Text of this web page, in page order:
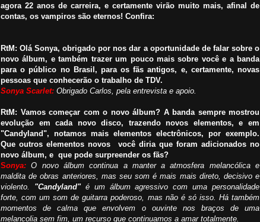
agora 22 anos de carreira, e certamente virão muito mais, afinal de
contas, os vampiros são eternos! Confira:
RtM: Olá Sonya, obrigado por nos dar a oportunidade de falar sobre o
novo álbum, e também trazer um pouco mais sobre você e a banda
para o público no Brasil, para os fãs antigos, e, certamente, novas
pessoas que conhecerão o trabalho de TDV.
Sonya Scarlet: Obrigado Carlos, pela entrevista e apoio.
RtM: Vamos começar com o novo álbum? A banda sempre mostrou
evolução em cada novo disco, trazendo novos elementos, e em
"Candyland", notamos mais elementos electrônicos, por exemplo.
Que outros elementos novos você diria que foram adicionados no
novo álbum, e que pode surpreender os fãs?
Sonya: O novo álbum continua a manter a atmosfera melancólica e
maldita de obras anteriores, mas seu som é mais mais direto, decisivo e
violento. "Candyland"é um álbum agressivo com uma personalidade
forte, com um som de guitarra poderoso, mas não é só isso. Há também
momentos de calma que envolvem o ouvinte nos braços de uma
melancolia sem fim, um recurso que continuamos a amar totalmente.